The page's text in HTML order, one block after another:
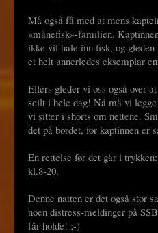
Må også få med at mens
«månefisk»-familien.
ikke vil hale inn fisk, og gleden
et helt annerledes eksemplar
Ellers gleder vi oss også over
seilt i hele dag! Nå må vi
vi sitter i shorts om nettene.
det på bordet, for kaptinnen er
En rettelse før det går i
kl.8-20.
Denne natten er det også stor
noen distress-meldinger på
får holde! ;-)